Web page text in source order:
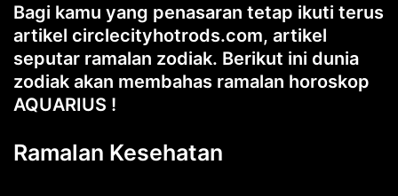
Bagi kamu yang penasaran tetap ikuti terus
artikel circlecityhotrods.com, artikel
seputar ramalan zodiak. Berikut ini dunia
zodiak akan membahas ramalan horoskop
AQUARIUS !
Ramalan Kesehatan